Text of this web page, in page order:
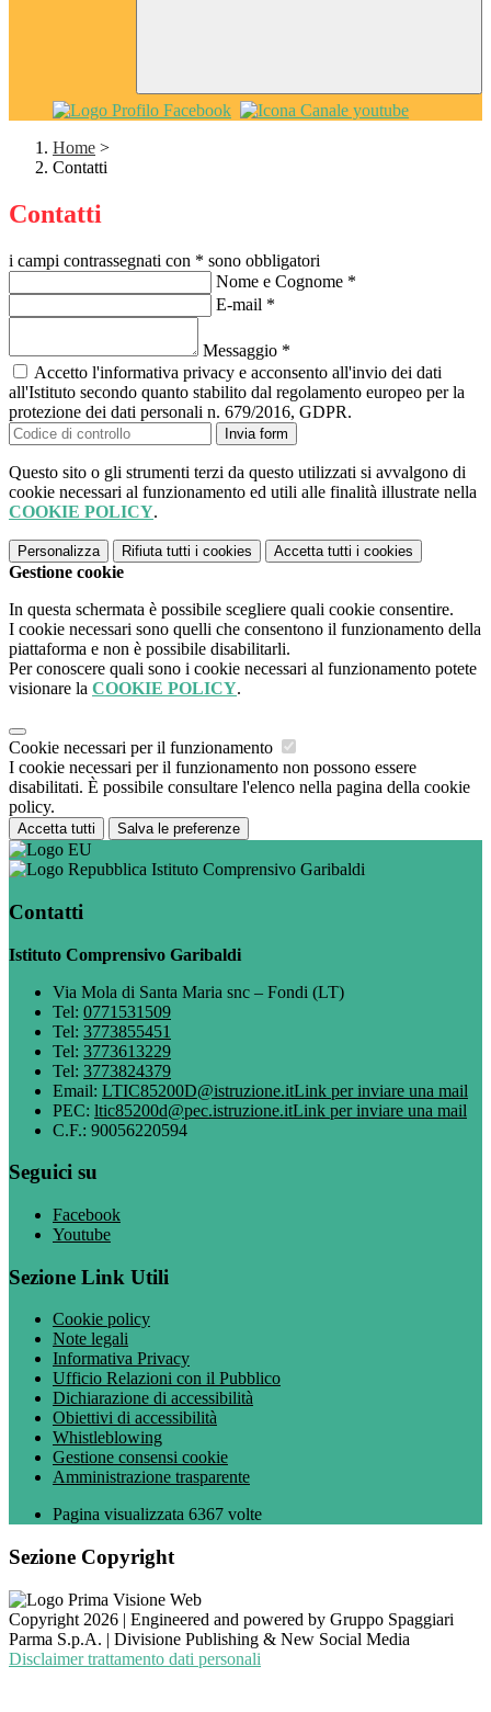
Home >
Contatti
Contatti
i campi contrassegnati con * sono obbligatori
Nome e Cognome *
E-mail *
Messaggio *
Accetto l'informativa privacy e acconsento all'invio dei dati
all'Istituto secondo quanto stabilito dal regolamento europeo per la
protezione dei dati personali n. 679/2016, GDPR.
Invia form
Questo sito o gli strumenti terzi da questo utilizzati si avvalgono di
cookie necessari al funzionamento ed utili alle finalità illustrate nella
COOKIE POLICY.
Personalizza Rifiuta tutti i cookies Accetta tutti i cookies
Gestione cookie
In questa schermata è possibile scegliere quali cookie consentire.
I cookie necessari sono quelli che consentono il funzionamento della
piattaforma e non è possibile disabilitarli.
Per conoscere quali sono i cookie necessari al funzionamento potete
visionare la COOKIE POLICY.
Cookie necessari per il funzionamento
I cookie necessari per il funzionamento non possono essere
disabilitati. È possibile consultare l'elenco nella pagina della cookie
policy.
Accetta tutti Salva le preferenze
Istituto Comprensivo Garibaldi
Contatti
Istituto Comprensivo Garibaldi
Via Mola di Santa Maria snc – Fondi (LT)
Tel: 0771531509
Tel: 3773855451
Tel: 3773613229
Tel: 3773824379
Email: LTIC85200D@istruzione.itLink per inviare una mail
PEC: ltic85200d@pec.istruzione.itLink per inviare una mail
C.F.: 90056220594
Seguici su
Facebook
Youtube
Sezione Link Utili
Cookie policy
Note legali
Informativa Privacy
Ufficio Relazioni con il Pubblico
Dichiarazione di accessibilità
Obiettivi di accessibilità
Whistleblowing
Gestione consensi cookie
Amministrazione trasparente
Pagina visualizzata 6367 volte
Sezione Copyright
Copyright 2026 | Engineered and powered by Gruppo Spaggiari
Parma S.p.A. | Divisione Publishing & New Social Media
Disclaimer trattamento dati personali